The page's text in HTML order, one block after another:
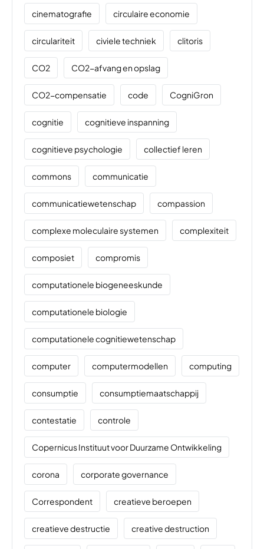
cinematografie circulaire economie
circulariteit civiele techniek clitoris
CO2 CO2-afvang en opslag
CO2-compensatie code CogniGron
cognitie cognitieve inspanning
cognitieve psychologie collectief leren
commons communicatie
communicatiewetenschap compassion
complexe moleculaire systemen complexiteit
composiet compromis
computationele biogeneeskunde
computationele biologie
computationele cognitiewetenschap
computer computermodellen computing
consumptie consumptiemaatschappij
contestatie controle
Copernicus Instituut voor Duurzame Ontwikkeling
corona corporate governance
Correspondent creatieve beroepen
creatieve destructie creative destruction